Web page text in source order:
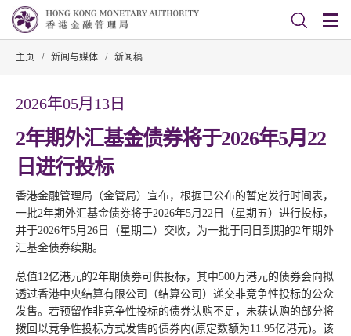
主页 / 新闻与媒体 / 新闻稿
2026年05月13日
2年期外汇基金债券将于2026年5月22
日进行投标
香港金融管理局（金管局）宣布，根据已公布的暂定发行时间表，
一批2年期外汇基金债券将于2026年5月22日（星期五）进行投标，
并于2026年5月26日（星期二）交收，为一批于同日到期的2年期外
汇基金债券续期。
总值12亿港元的2年期债券可供投标，其中500万港元的债券会向拟
透过香港中央结算有限公司（结算公司）递交非竞争性投标的公众
发售。若预留作非竞争性投标的债券认购不足，未获认购的部分将
拨回以竞争性投标方式发售的债券内(原定数额为11.95亿港元)。该